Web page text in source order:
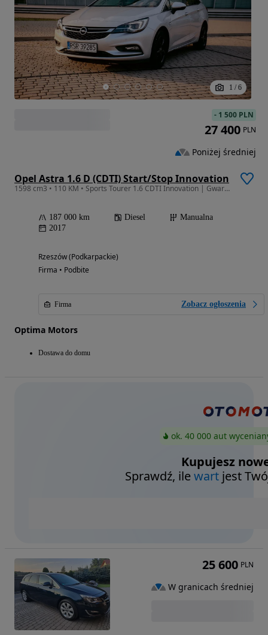
1 / 6
Opel Astra 1.6 D (CDTI) Start/Stop Innovation
1598 cm3 • 110 KM • Sports Tourer 1.6 CDTI Innovation | Gwarancja GetHelp | Bogata wersja
187 000 km Diesel
Manualna
2017
Rzeszów (Podkarpackie)
Firma • Podbite
Firma Zobacz ogłoszenia
Optima Motors
Dostawa do domu
- 1 500 PLN
27 400 PLN
Poniżej średniej
ok. 40 000 aut
Kupujesz
Sprawdź, ilewart jest
25 600 PLN
W granicach średniej